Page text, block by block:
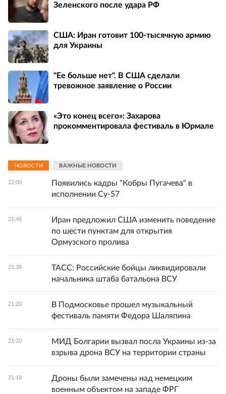
Зеленского после удара РФ
США: Иран готовит 100-тысячную армию
для Украины
"Ее больше нет". В США сделали
тревожное заявление о России
«Это конец всего»: Захарова
прокомментировала фестиваль в Юрмале
НОВОСТИ ВАЖНЫЕ НОВОСТИ
22:00
Появились кадры "Кобры Пугачева" в
исполнении Су-57
21:48
Иран предложил США изменить поведение
по шести пунктам для открытия
Ормузского пролива
21:38
ТАСС: Российские бойцы ликвидировали
начальника штаба батальона ВСУ
21:20
В Подмосковье прошел музыкальный
фестиваль памяти Федора Шаляпина
21:20
МИД Болгарии вызвал посла Украины из-за
взрыва дрона ВСУ на территории страны
21:18
Дроны были замечены над немецким
военным объектом на западе ФРГ